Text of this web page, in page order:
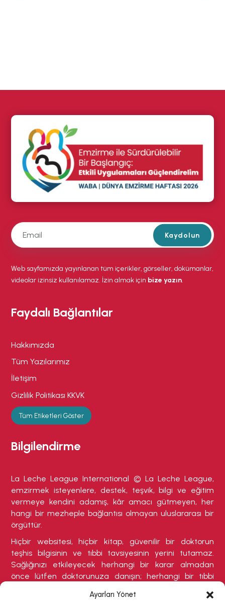
Ayarları Yönet
Kaydolun
Web sayfamızda yayınlanan tüm içerikler, görseller, dokümanlar,
videolar izinsiz kullanılamaz. İzin almak için bize yazın.
Faydalı Bağlantılar
Hakkımızda
Tüm Yazılarımız
İletişim
Gizlilik Politikası KKVK
Tüm Etiketleri Göster
Bilgilendirme
La Leche League International © La Leche League,
emzirmek isteyenlere, destek, teşvik, bilgi ve eğitim
vermeye kendini adamış, kâr amacı gütmeyen, her
hangi bir mezheple bağlantısı olmayan uluslararası bir
örgüttür.
Hiçbir websitesi, hiçbir kitap, güvenilir bir doktorun
teşhis bilgisinin ve tıbbi tavsiyesinin yerini tutamaz.
Sağlığınızı etkileyecek herhangi bir karar almadan
önce lütfen doktorunuza danışın; herhangi bir tıbbi
gerektirebilecek herhangi bir belirti varsa buna özellikle